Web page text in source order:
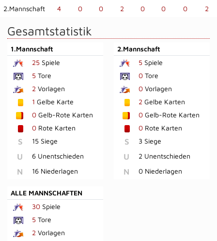
2.Mannschaft 4 0 0 2 0 0 0 2
Gesamtstatistik
1.Mannschaft
25 Spiele
5 Tore
2 Vorlagen
1 Gelbe Karte
0 Gelb-Rote Karten
0 Rote Karten
S 15 Siege
U 6 Unentschieden
N 16 Niederlagen
2.Mannschaft
5 Spiele
0Tore
0Vorlagen
2 Gelbe Karten
0Gelb-Rote Karten
0Rote Karten
S 3 Siege
U 2 Unentschieden
N 0 Niederlagen
ALLE MANNSCHAFTEN
30 Spiele
5 Tore
2 Vorlagen